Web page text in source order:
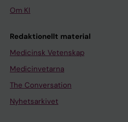
Om KI
Redaktionellt material
Medicinsk Vetenskap
Medicinvetarna
The Conversation
Nyhetsarkivet